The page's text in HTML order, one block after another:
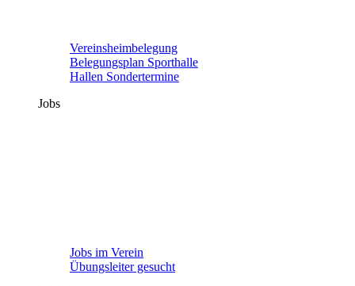
Vereinsheimbelegung
Belegungsplan Sporthalle
Hallen Sondertermine
Jobs
Jobs im Verein
Übungsleiter gesucht